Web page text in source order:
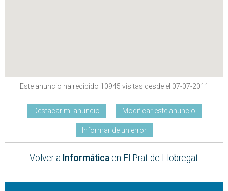
Este anuncio ha recibido 10945 visitas desde el 07-07-2011
Destacar mi anuncio Modificar este anuncio
Informar de un error
Volver a Informática en El Prat de Llobregat